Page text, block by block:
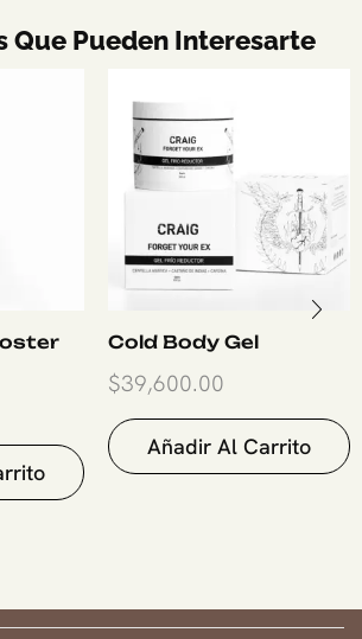
Que Pueden Interesarte
Cold Body Gel
$39,600.00
Añadir Al Carrito